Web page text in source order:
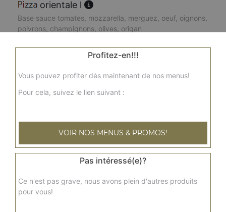
orientale l
Base sauce tomates, mozzarella, merguez, oeuf, oignons,
poivrons, champignons, olives, origan
15.00€
napolitaine l
Base sauce tomates, mozzarella, câpres, anchois,
reblochonne l
Base sauce tomates, mozzarella, reblochon, viande
Profitez-en!!!
Vous pouvez profiter dès maintenant de nos menus!
Pour cela, suivez le lien suivant :
VOIR NOS MENUS & PROMOS!
Pas intéressé(e)?
Ce n'est pas grave, nous avons plein d'autres produits
pour vous!